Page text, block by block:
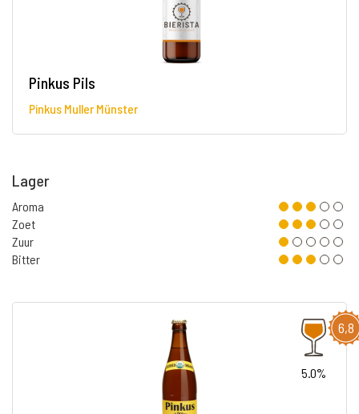
Pinkus Pils
Pinkus Muller Münster
Lager
Aroma
Zoet
Zuur
Bitter
6,8
5.0%